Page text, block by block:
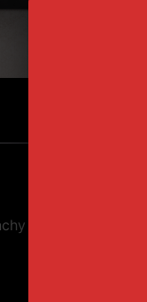
Karaage, Riz